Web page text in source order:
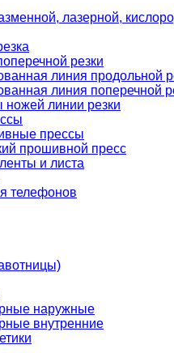
лазерной,
резки
линия продольной
линия поперечной
ножей линии резки
прессы
прошивной пресс
и листа
телефонов
наружные
внутренние